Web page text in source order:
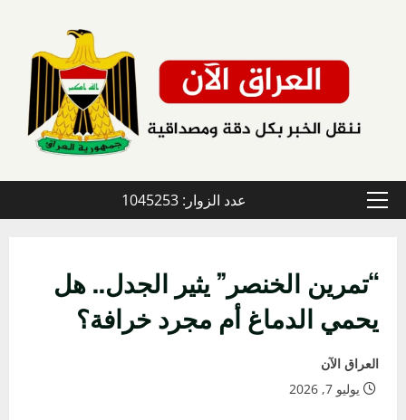
القائمة
عدد الزوار: 1045253
“تمرين الخنصر” يثير الجدل.. هل
يحمي الدماغ أم مجرد خرافة؟
العراق الآن
يوليو 7, 2026